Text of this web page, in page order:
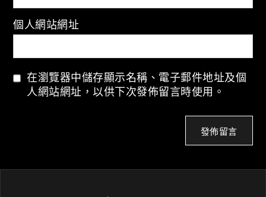
個人網站網址
在瀏覽器中儲存顯示名稱、電子郵件地址及個
人網站網址，以供下次發佈留言時使用。